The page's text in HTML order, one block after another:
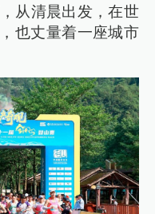
从清晨出发，在世
也丈量着一座城市